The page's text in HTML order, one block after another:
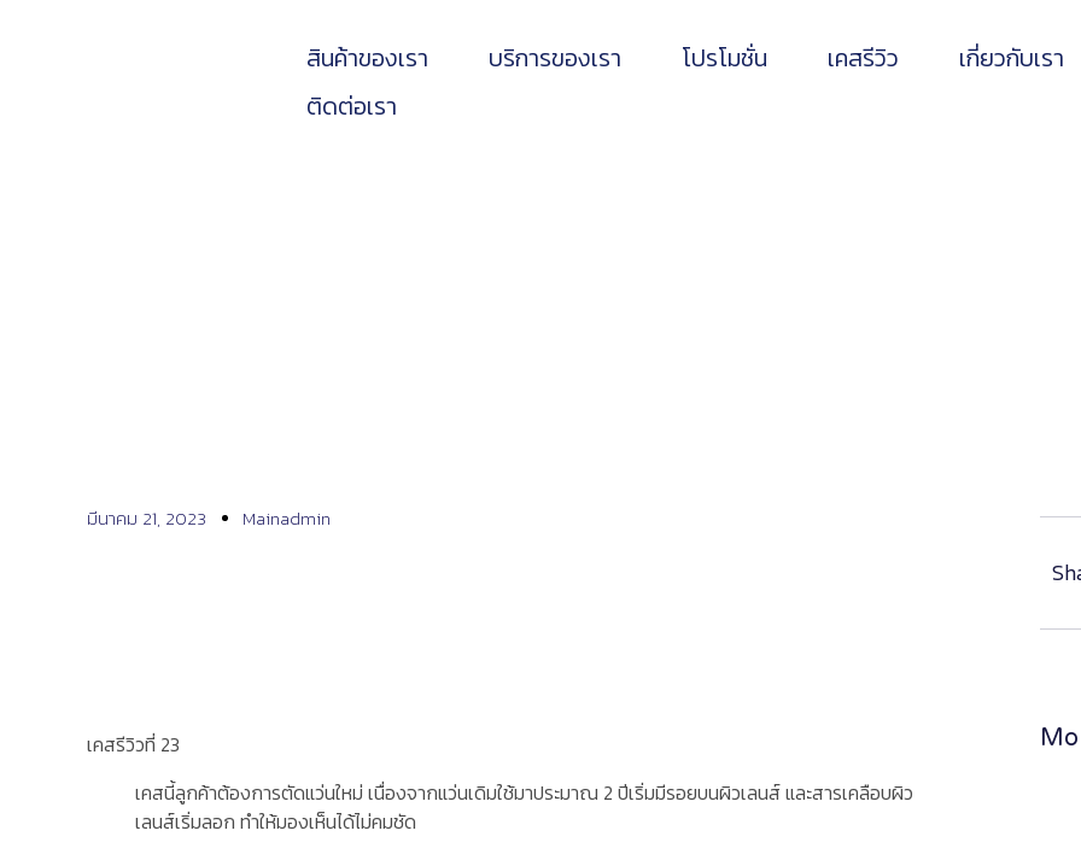
สินค้าของเรา บริการของเรา โปรโมชั่น เคสรีวิว
เกี่ยวกับเรา
ติดต่อเรา
มีนาคม 21, 2023 Mainadmin
เคสรีวิวที่ 23
เคสนี้ลูกค้าต้องการตัดแว่นใหม่ เนื่องจากแว่นเดิมใช้มาประมาณ 2 ปีเริ่มมีรอยบนผิวเลนส์ และสารเคลือบผิว
เลนส์เริ่มลอก ทำให้มองเห็นได้ไม่คมชัด